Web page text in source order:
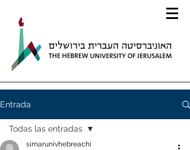
Entrada
Todas las entradas
simarunivhebreachi